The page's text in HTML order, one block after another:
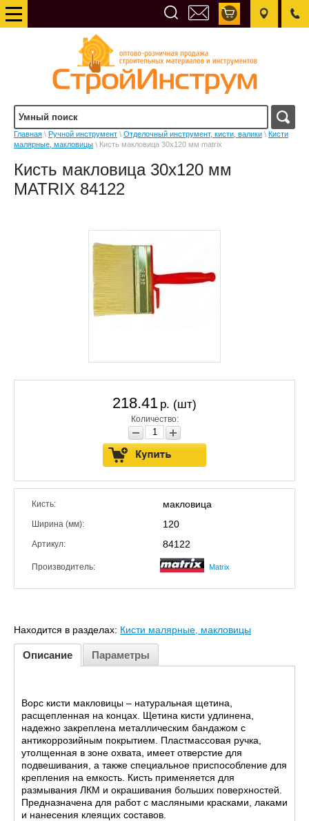
Главная \ Ручной инструмент \ Отделочный инструмент, кисти, валики \ Кисти
малярные, макловицы \ Кисть макловица 30х120 мм matrix
Кисть макловица 30х120 мм
MATRIX 84122
218.41 р. (шт)
Количество:
Кисть: макловица
Ширина (мм): 120
Артикул: 84122
Производитель: Matrix
Находится в разделах: Кисти малярные, макловицы
Описание Параметры
Ворс кисти макловицы – натуральная щетина,
расщепленная на концах. Щетина кисти удлинена,
надежно закреплена металлическим бандажом с
антикоррозийным покрытием. Пластмассовая ручка,
утолщенная в зоне охвата, имеет отверстие для
подвешивания, а также специальное приспособление для
крепления на емкость. Кисть применяется для
размывания ЛКМ и окрашивания больших поверхностей.
Предназначена для работ с масляными красками, лаками
и нанесения клеящих составов.